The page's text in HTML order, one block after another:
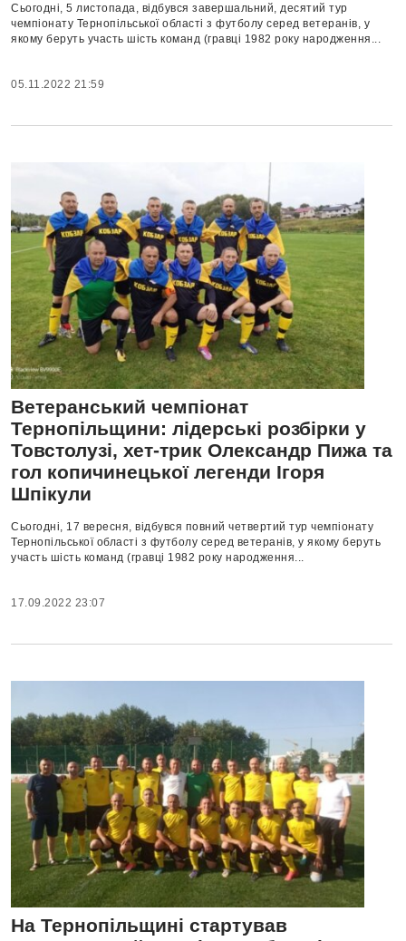
Сьогодні, 5 листопада, відбувся завершальний, десятий тур
чемпіонату Тернопільської області з футболу серед ветеранів, у
якому беруть участь шість команд (гравці 1982 року народження...
05.11.2022 21:59
Ветеранський чемпіонат
Тернопільщини: лідерські розбірки у
Товстолузі, хет-трик Олександр Пижа та
гол копичинецької легенди Ігоря
Шпікули
Сьогодні, 17 вересня, відбувся повний четвертий тур чемпіонату
Тернопільської області з футболу серед ветеранів, у якому беруть
участь шість команд (гравці 1982 року народження...
17.09.2022 23:07
На Тернопільщині стартував